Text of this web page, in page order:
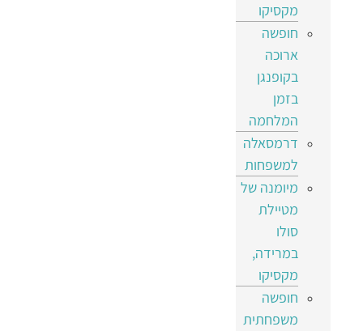
מקסיקו
חופשה
ארוכה
בקופנגן
בזמן
המלחמה
דרמסאלה
למשפחות
מיומנה של
מטיילת
סולו
במרידה,
מקסיקו
חופשה
משפחתית